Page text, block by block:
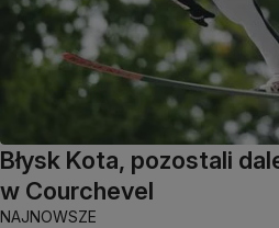
Błysk Kota, pozostali
w Courchevel
NAJNOWSZE